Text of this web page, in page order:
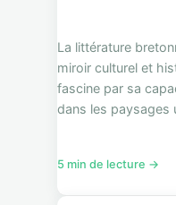
La littérature
miroir culturel et
fascine par sa
dans les paysages
5 min de lecture →